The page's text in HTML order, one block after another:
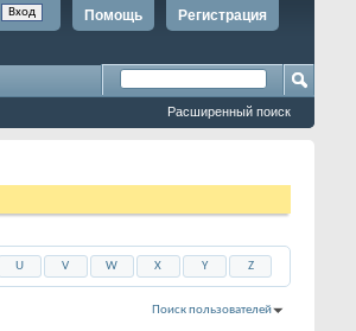
Регистрация
Помощь
Расширенный поиск
U V W X Y Z
Поиск пользователей